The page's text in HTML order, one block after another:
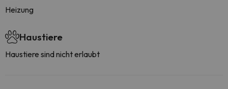
Heizung
Haustiere
Haustiere sind nicht erlaubt